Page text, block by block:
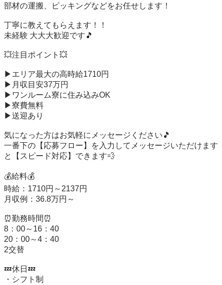
部材の運搬、ピッキングなどをお任せします！
丁寧に教えてもらえます！！
未経験 大大大歓迎です🎵
💥注目ポイント💥
▶エリア最大の高時給1710円
▶月収目安37万円
▶ワンルーム寮に住み込みOK
▶寮費無料
▶送迎あり
気になった方はお気軽にメッセージください🎵
一番下の【応募フロー】を入力してメッセージいただけます
と【スピード対応】できます💨
💰給料💰
時給：1710円～2137円
月収例：36.8万円～
⏰勤務時間⏰
8：00～16：40
20：00～4：40
2交替
💤休日💤
・シフト制